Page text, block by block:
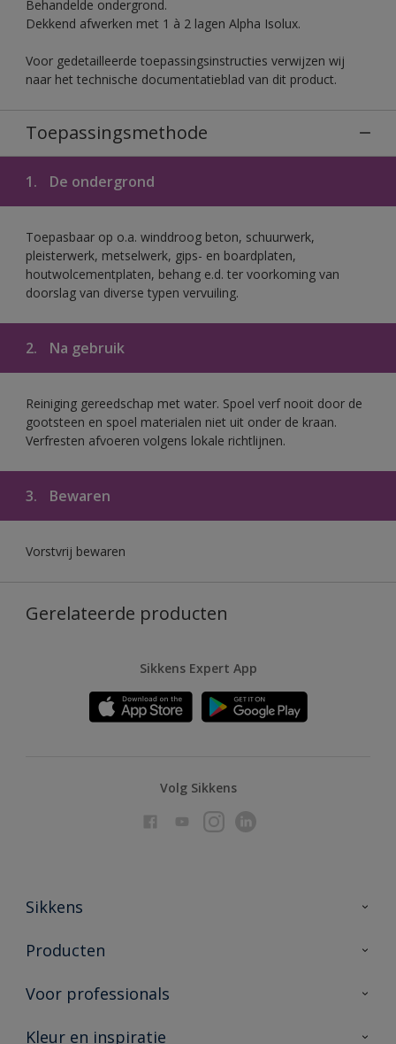
Behandelde ondergrond.
Dekkend afwerken met 1 à 2 lagen Alpha Isolux.
Voor gedetailleerde toepassingsinstructies verwijzen wij
naar het technische documentatieblad van dit product.
Toepassingsmethode
1. De ondergrond
Toepasbaar op o.a. winddroog beton, schuurwerk,
pleisterwerk, metselwerk, gips- en boardplaten,
houtwolcementplaten, behang e.d. ter voorkoming van
doorslag van diverse typen vervuiling.
2. Na gebruik
Reiniging gereedschap met water. Spoel verf nooit door de
gootsteen en spoel materialen niet uit onder de kraan.
Verfresten afvoeren volgens lokale richtlijnen.
3. Bewaren
Vorstvrij bewaren
Gerelateerde producten
Sikkens Expert App
Volg Sikkens
Sikkens
Over Sikkens
Duurzaamheid
Producten
Producten voor binnen
Vind je verkooppunt
Voor professionals
Advies & service
Kleur en inspiratie